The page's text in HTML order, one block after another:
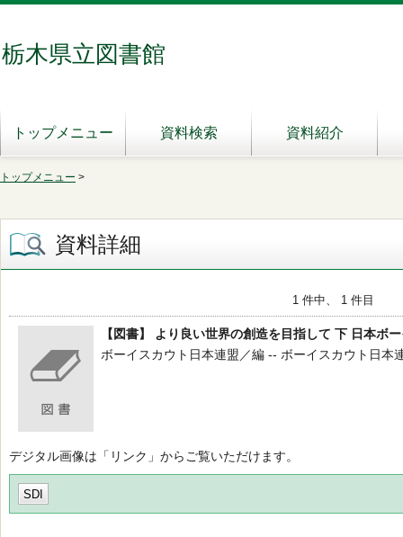
栃木県立図書館
トップメニュー 資料検索 資料紹介
トップメニュー >
資料詳細
1 件中、 1 件目
【図書】 より良い世界の創造を目指して 下 日本ボ
ボーイスカウト日本連盟／編 -- ボーイスカウト日本
デジタル画像は「リンク」からご覧いただけます。
SDI